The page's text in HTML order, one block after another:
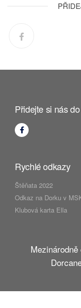
Přidejte si nás
Rychlé odkazy
Štěňata 2022
Odkaz na Dorku v
Klubová karta Ella